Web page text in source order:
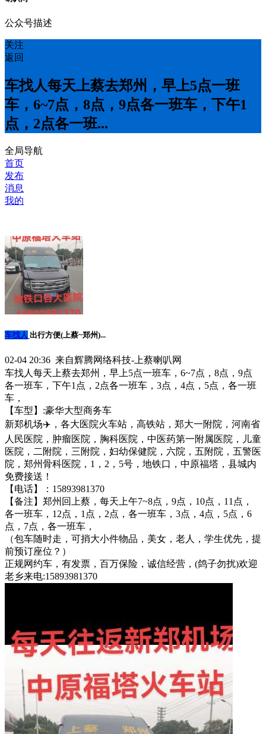
公众号描述
关注
返回
车找人每天上蔡去郑州，早上5点一班
车，6~7点，8点，9点各一班车，下午1
点，2点各一班...
全局导航
首页
发布
消息
我的
车找人 出行方便(上蔡~郑州)...
02-04 20:36 来自辉腾网络科技-上蔡喇叭网
车找人每天上蔡去郑州，早上5点一班车，6~7点，8点，9点
各一班车，下午1点，2点各一班车，3点，4点，5点，各一班
车，
【车型】:豪华大型商务车
新郑机场✈️，各大医院火车站，高铁站，郑大一附院，河南省
人民医院，肿瘤医院，胸科医院，中医药第一附属医院，儿童
医院，二附院，三附院，妇幼保健院，六院，五附院，五警医
院，郑州骨科医院，1，2，5号，地铁口，中原福塔，县城内
免费接送！
【电话】：15893981370
【备注】郑州回上蔡，每天上午7~8点，9点，10点，11点，
各一班车，12点，1点，2点，各一班车，3点，4点，5点，6
点，7点，各一班车，
（包车随时走，可捎大小件物品，美女，老人，学生优先，提
前预订座位？）
正规网约车，有发票，百万保险，诚信经营，(鸽子勿扰)欢迎
老乡来电:15893981370